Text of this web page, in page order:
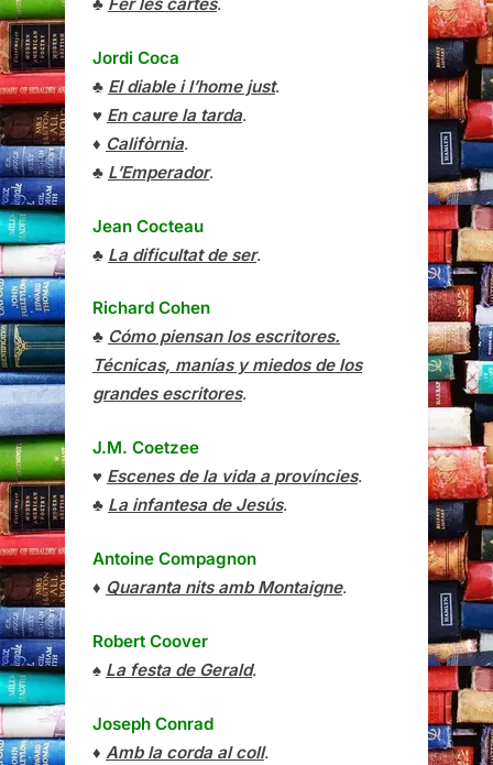
Jordi Coca
♣ El diable i l’home just.
♥ En caure la tarda.
♦ Califòrnia.
♣ L’Emperador.
Jean Cocteau
♣ La dificultat de ser.
Richard Cohen
♣ Cómo piensan los escritores.
Técnicas, manías y miedos de los
grandes escritores.
J.M. Coetzee
♥ Escenes de la vida a províncies.
♣ La infantesa de Jesús.
Antoine Compagnon
♦ Quaranta nits amb Montaigne.
Robert Coover
♠ La festa de Gerald.
Joseph Conrad
♦ Amb la corda al coll.